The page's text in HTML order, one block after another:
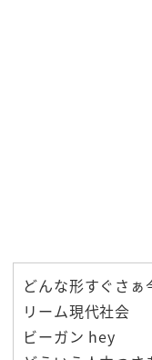
どんな形すぐさぁ
リーム現代社会
ビーガン hey